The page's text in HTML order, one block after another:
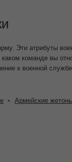
Эти атрибуты
команде вы
к военной
Армейские